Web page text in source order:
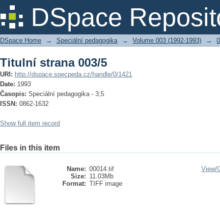
DSpace
Titulní strana 003/5
DSpace Home → Speciální pedagogika → Volume 003 (1992-1993) →
Titulní strana 003/5
URI: http://dspace.specpeda.cz/handle/0/1421
Date: 1993
Časopis: Speciální pedagogika - 3;5
ISSN: 0862-1632
Show full item record
Files in this item
Name: 00014.tif
Size: 11.03Mb
Format: TIFF image
View/